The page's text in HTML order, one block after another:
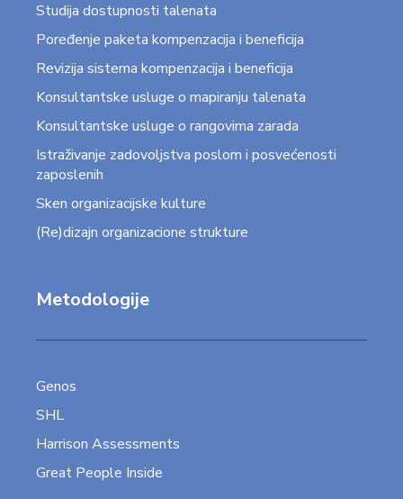
Studija dostupnosti talenata
Poređenje paketa kompenzacija i beneficija
Revizija sistema kompenzacija i beneficija
Konsultantske usluge o mapiranju talenata
Konsultantske usluge o rangovima zarada
Istraživanje zadovoljstva poslom i posvećenosti
zaposlenih
Sken organizacijske kulture
(Re)dizajn organizacione strukture
Metodologije
Genos
SHL
Harrison Assessments
Great People Inside